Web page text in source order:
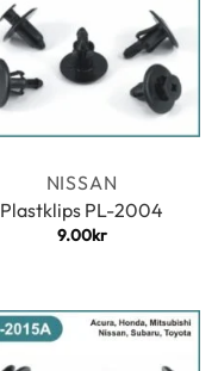
NISSAN
Plastklips PL-2004
9.00kr